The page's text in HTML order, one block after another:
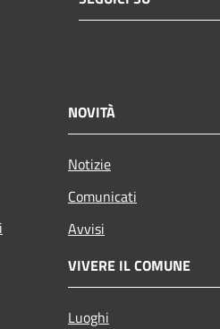
NOVITÀ
Notizie
Comunicati
Avvisi
VIVERE IL COMUNE
Luoghi